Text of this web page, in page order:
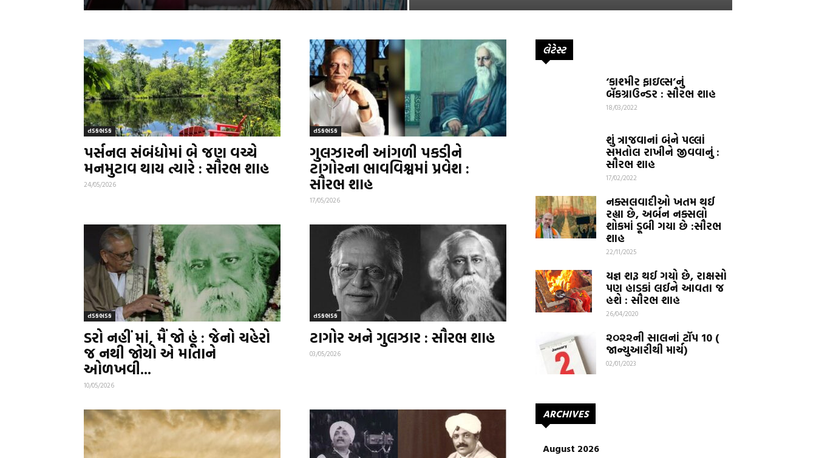
તડકભડક
પર્સનલ સંબંધોમાં બે જણ વચ્ચે
મનમુટાવ થાય ત્યારે : સૌરભ શાહ
24/05/2026
તડકભડક
ગુલઝારની આંગળી પકડીને
ટાગોરના ભાવવિશ્વમાં પ્રવેશ :
સૌરભ શાહ
17/05/2026
તડકભડક
ડરો નહીં માં, મૈં જો હૂં : જેનો ચહેરો
જ નથી જોયો એ માતાને
ઓળખવી...
10/05/2026
તડકભડક
ટાગોર અને ગુલઝાર : સૌરભ શાહ
03/05/2026
લેટેસ્ટ
‘કાશ્મીર ફાઇલ્સ’નું
બૅકગ્રાઉન્ડર : સૌરભ શાહ
18/03/2022
શું ત્રાજવાનાં બંને પલ્લાં
સમતોલ રાખીને જીવવાનું :
સૌરભ શાહ
17/02/2022
નક્સલવાદીઓ ખતમ થઈ
રહ્યા છે, અર્બન નક્સલો
શોકમાં ડૂબી ગયા છે :સૌરભ
શાહ
22/11/2025
યજ્ઞ શરૂ થઈ ગયો છે, રાક્ષસો
પણ હાડકાં લઈને આવતા જ
હશે : સૌરભ શાહ
26/04/2020
૨૦૨૨ની સાલનાં ટૉપ 10 (
જાન્યુઆરીથી માર્ચ)
02/01/2023
ARCHIVES
August 2026